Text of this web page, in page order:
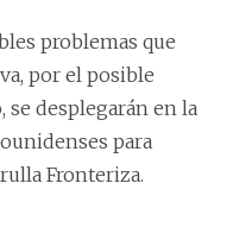
problemas que
por el posible
desplegarán en la
para
Fronteriza.